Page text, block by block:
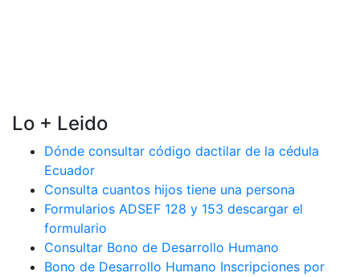
Lo + Leido
Dónde consultar código dactilar de la cédula
Ecuador
Consulta cuantos hijos tiene una persona
Formularios ADSEF 128 y 153 descargar el
formulario
Consultar Bono de Desarrollo Humano
Bono de Desarrollo Humano Inscripciones por